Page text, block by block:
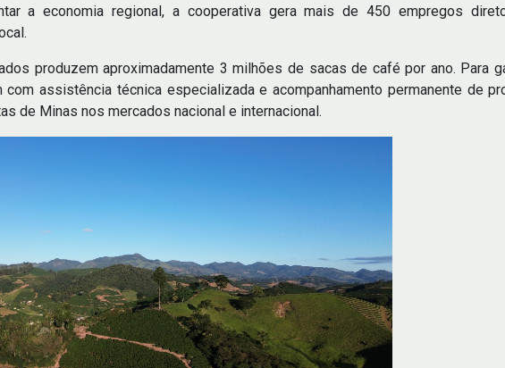
a economia regional, a cooperativa gera mais de 450 empregos
produzem aproximadamente 3 milhões de sacas de café por ano. Para
com assistência técnica especializada e acompanhamento permanente de
de Minas nos mercados nacional e internacional.